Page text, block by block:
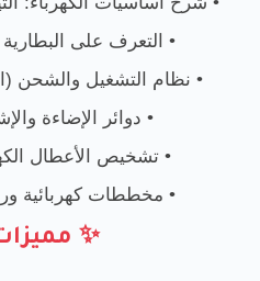
التعرف على البطارية
نظام التشغيل والشحن
دوائر الإضاءة
تشخيص الأعطال
مخططات كهربائية
✨